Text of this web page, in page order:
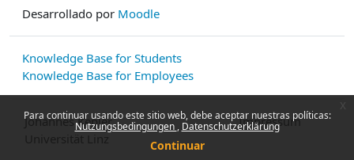
Para continuar usando este sitio web, debe aceptar nuestras políticas:
Nutzungsbedingungen Datenschutzerklärung
Continuar
Desarrollado por Moodle
Knowledge Base for Students
Knowledge Base for Employees
Johannes Kepler
Impressum